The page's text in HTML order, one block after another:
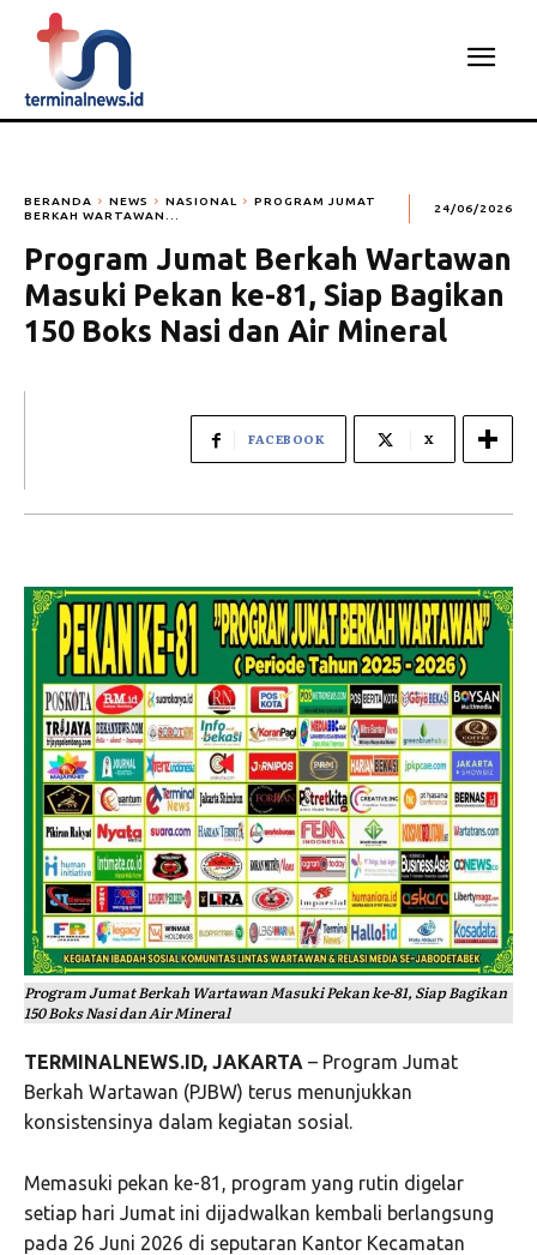
BERANDA NEWS NASIONAL
PROGRAM JUMAT
BERKAH WARTAWAN...
24/06/2026
Program Jumat Berkah Wartawan
Masuki Pekan ke-81, Siap Bagikan
150 Boks Nasi dan Air Mineral
FACEBOOK X
Program Jumat Berkah Wartawan Masuki Pekan ke-81, Siap Bagikan
150 Boks Nasi dan Air Mineral
TERMINALNEWS.ID, JAKARTA – Program Jumat
Berkah Wartawan (PJBW) terus menunjukkan
konsistensinya dalam kegiatan sosial.
Memasuki pekan ke-81, program yang rutin digelar
setiap hari Jumat ini dijadwalkan kembali berlangsung
pada 26 Juni 2026 di seputaran Kantor Kecamatan